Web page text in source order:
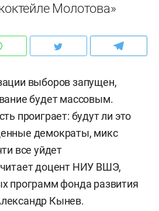
Молотова»
выборов запущен,
будет массовым.
проиграет: будут ли это
демократы, микс
все уйдет
доцент НИУ ВШЭ,
программ фонда развития
Кынев.